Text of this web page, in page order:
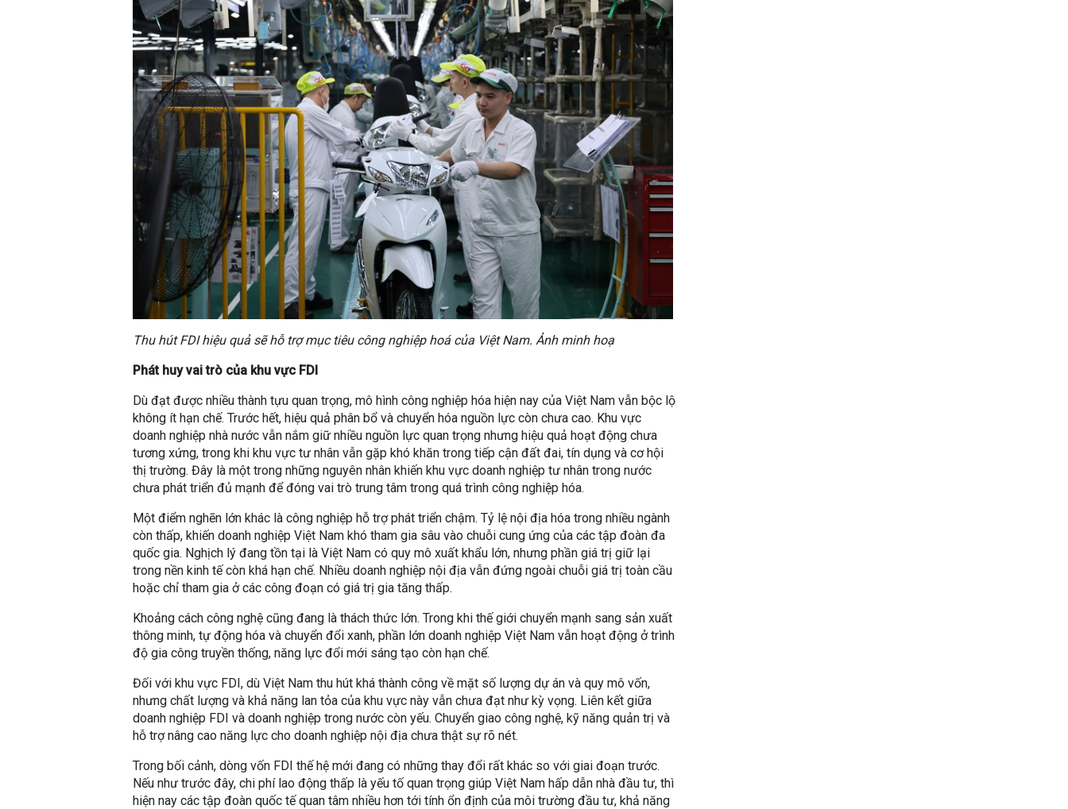
Thu hút FDI hiệu quả sẽ hỗ trợ mục tiêu công nghiệp hoá của Việt Nam. Ảnh minh hoạ
Phát huy vai trò của khu vực FDI
Dù đạt được nhiều thành tựu quan trọng, mô hình công nghiệp hóa hiện nay của Việt Nam vẫn bộc lộ
không ít hạn chế. Trước hết, hiệu quả phân bổ và chuyển hóa nguồn lực còn chưa cao. Khu vực
doanh nghiệp nhà nước vẫn nắm giữ nhiều nguồn lực quan trọng nhưng hiệu quả hoạt động chưa
tương xứng, trong khi khu vực tư nhân vẫn gặp khó khăn trong tiếp cận đất đai, tín dụng và cơ hội
thị trường. Đây là một trong những nguyên nhân khiến khu vực doanh nghiệp tư nhân trong nước
chưa phát triển đủ mạnh để đóng vai trò trung tâm trong quá trình công nghiệp hóa.
Một điểm nghẽn lớn khác là công nghiệp hỗ trợ phát triển chậm. Tỷ lệ nội địa hóa trong nhiều ngành
còn thấp, khiến doanh nghiệp Việt Nam khó tham gia sâu vào chuỗi cung ứng của các tập đoàn đa
quốc gia. Nghịch lý đang tồn tại là Việt Nam có quy mô xuất khẩu lớn, nhưng phần giá trị giữ lại
trong nền kinh tế còn khá hạn chế. Nhiều doanh nghiệp nội địa vẫn đứng ngoài chuỗi giá trị toàn cầu
hoặc chỉ tham gia ở các công đoạn có giá trị gia tăng thấp.
Khoảng cách công nghệ cũng đang là thách thức lớn. Trong khi thế giới chuyển mạnh sang sản xuất
thông minh, tự động hóa và chuyển đổi xanh, phần lớn doanh nghiệp Việt Nam vẫn hoạt động ở trình
độ gia công truyền thống, năng lực đổi mới sáng tạo còn hạn chế.
Đối với khu vực FDI, dù Việt Nam thu hút khá thành công về mặt số lượng dự án và quy mô vốn,
nhưng chất lượng và khả năng lan tỏa của khu vực này vẫn chưa đạt như kỳ vọng. Liên kết giữa
doanh nghiệp FDI và doanh nghiệp trong nước còn yếu. Chuyển giao công nghệ, kỹ năng quản trị và
hỗ trợ nâng cao năng lực cho doanh nghiệp nội địa chưa thật sự rõ nét.
Trong bối cảnh, dòng vốn FDI thế hệ mới đang có những thay đổi rất khác so với giai đoạn trước.
Nếu như trước đây, chi phí lao động thấp là yếu tố quan trọng giúp Việt Nam hấp dẫn nhà đầu tư, thì
hiện nay các tập đoàn quốc tế quan tâm nhiều hơn tới tính ổn định của môi trường đầu tư, khả năng